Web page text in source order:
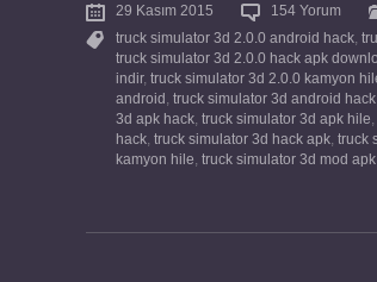
29 Kasım 2015 154 Yorum
truck simulator 3d 2.0.0 android hack,
truck simulator 3d 2.0.0 hack apk
indir, truck simulator 3d 2.0.0 kamyon
android , truck simulator 3d android hack
3d apk hack, truck simulator 3d apk hile,
hack, truck simulator 3d hack apk, truck
kamyon hile, truck simulator 3d mod